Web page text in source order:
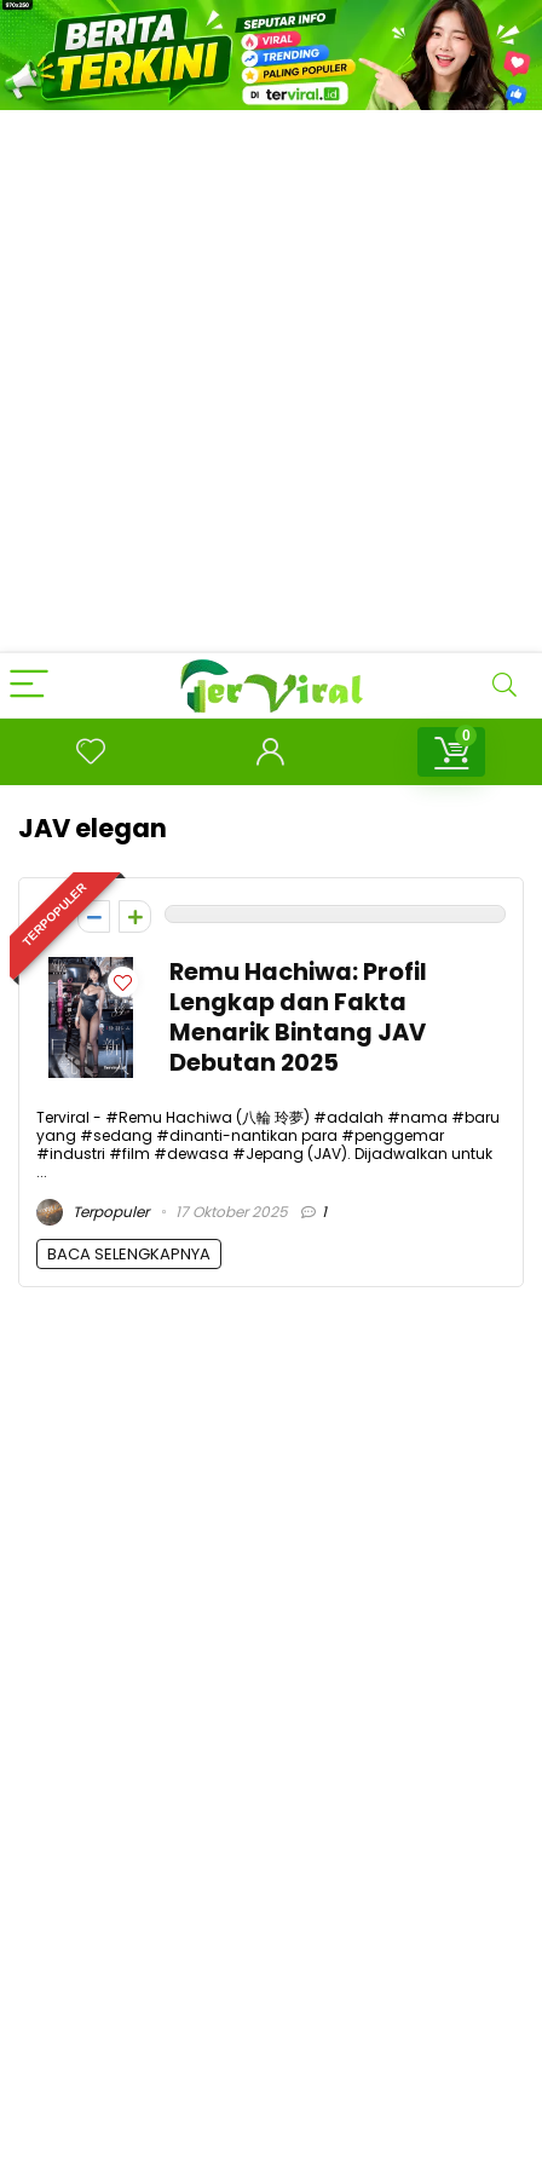
0
JAV elegan
TERPOPULER
0
Remu Hachiwa: Profil
Lengkap dan Fakta
Menarik Bintang JAV
Debutan 2025
Terviral - #Remu Hachiwa (八輪 玲夢) #adalah #nama #baru
yang #sedang #dinanti-nantikan para #penggemar
#industri #film #dewasa #Jepang (JAV). Dijadwalkan untuk
...
Terpopuler
17 Oktober 2025 1
BACA SELENGKAPNYA